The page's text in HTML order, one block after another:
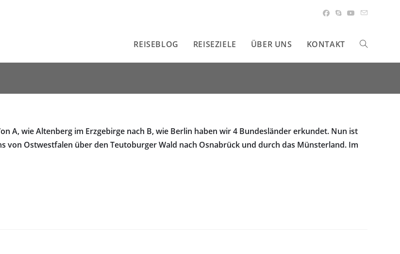
REISEBLOG REISEZIELE ÜBER UNS KONTAKT WEBSITE-
A, wie Altenberg im Erzgebirge nach B, wie Berlin haben wir 4 Bundesländer erkundet. Nun ist
von Ostwestfalen über den Teutoburger Wald nach Osnabrück und durch das Münsterland. Im